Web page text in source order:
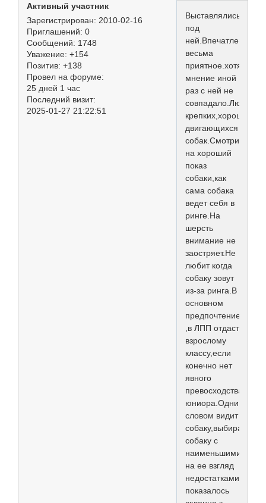
Активный участник
Зарегистрирован: 2010-02-16
Приглашений: 0
Сообщений: 1748
Уважение: +154
Позитив: +138
Провел на форуме:
25 дней 1 час
Последний визит:
2025-01-27 21:22:51
Выставлялись
под
ней.Впечатление
весьма
приятное.хотя
мнение иной
раз с ней не
совпадало.Любит
крепких,хорошо
двигающихся
собак.Смотрит
на хороший
показ
собаки,как
сама собака
ведет себя в
ринге.На
шерсть
внимание не
заостряет.Не
любит когда
собаку зовут
из-за ринга.В
основном
предпочтение
,в ЛПП отдаст
взрослому
классу,если
конечно нет
явного
превосходства
юниора.Одним
словом видит
собаку,выбирает
собаку с
наименьшими
на ее взгляд
недостатками.Мне
показалось